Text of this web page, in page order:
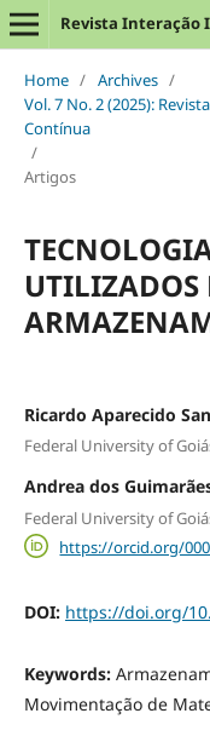
Revista Interação
Home / Archives /
Vol. 7 No. 2 (2025):
Contínua
/
Artigos
UTILIZADOS
Ricardo Aparecido
Federal University of
Andrea dos
Federal University of
https://orcid.org/
DOI: https://doi.org/
Keywords:
Movimentação de